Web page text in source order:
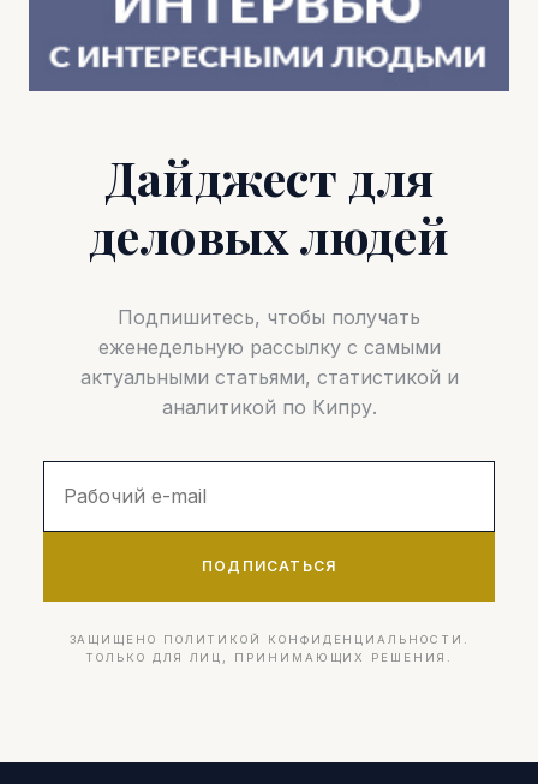
Дайджест для
деловых людей
Подпишитесь, чтобы получать
еженедельную рассылку с самыми
актуальными статьями, статистикой и
аналитикой по Кипру.
ПОДПИСАТЬСЯ
ЗАЩИЩЕНО ПОЛИТИКОЙ КОНФИДЕНЦИАЛЬНОСТИ.
ТОЛЬКО ДЛЯ ЛИЦ, ПРИНИМАЮЩИХ РЕШЕНИЯ.